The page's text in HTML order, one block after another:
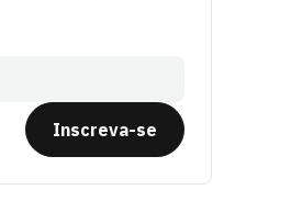
Inscreva-se